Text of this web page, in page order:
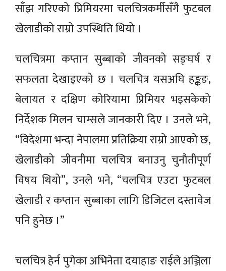
साँझ गरिएको प्रिमियरमा चलचित्रकर्मीसँगै फुटबल
खेलाडीको राम्रो उपस्थिति थियो ।
चलचित्रमा कप्तान सुब्बाको जीवनको सङ्घर्ष र
सफलता देखाइएको छ । चलचित्र यसअघि हङ्कङ,
बेलायत र दक्षिण कोरियामा प्रिमियर भइसकेको
निर्देशक मिलन चाम्सले जानकारी दिए । उनले भने,
“विदेशमा भन्दा नेपालमा प्रतिक्रिया राम्रो आएको छ,
खेलाडीको जीवनीमा चलचित्र बनाउनु चुनौतीपूर्ण
विषय थियो”, उनले भने, “चलचित्र एउटा फुटबल
खेलाडी र कप्तान सुब्बाका लागि डिजिटल दस्तावेज
पनि हुनेछ ।”
चलचित्र हेर्न पुगेका अभिनेता दयाहाङ राईले अञ्जिला